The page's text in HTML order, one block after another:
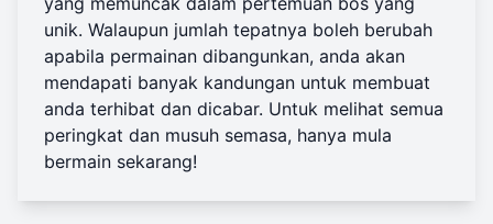
unik. Walaupun jumlah tepatnya boleh berubah
apabila permainan dibangunkan, anda akan
mendapati banyak kandungan untuk membuat
anda terhibat dan dicabar. Untuk melihat semua
peringkat dan musuh semasa, hanya mula
bermain sekarang!